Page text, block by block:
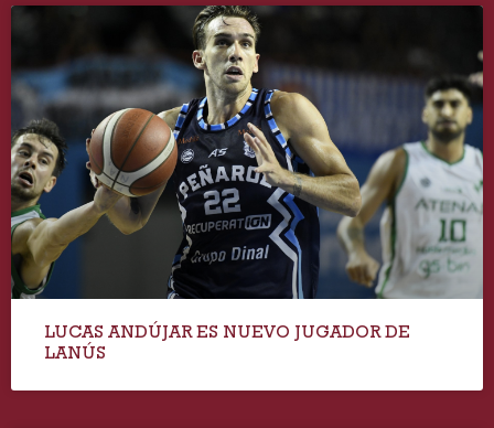
LUCAS ANDÚJAR ES NUEVO JUGADOR DE
LANÚS